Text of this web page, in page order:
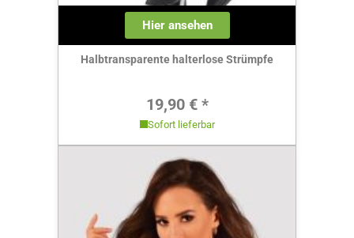
Hier ansehen
Halbtransparente halterlose Strümpfe
Regulärer Preis:
19,90 € *
Sofort lieferbar